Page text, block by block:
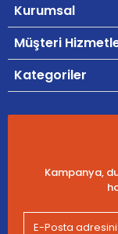
Kurumsal
Müşteri
Kategoriler
Kampanya,